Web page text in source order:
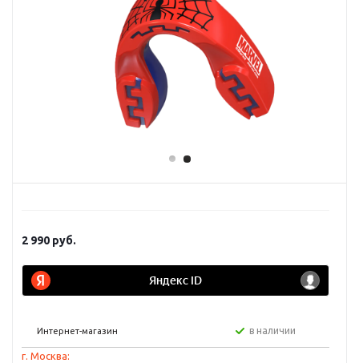
2 990 руб.
Интернет-магазин в наличии
г. Москва: